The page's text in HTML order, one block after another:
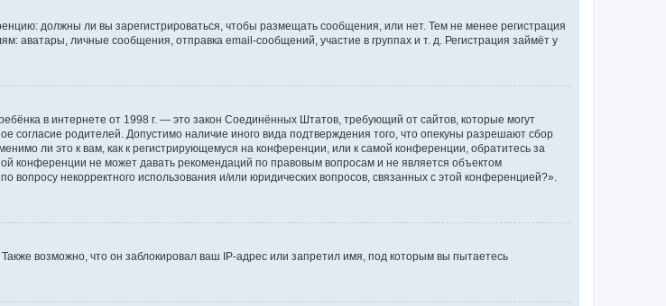
должны ли вы зарегистрироваться, чтобы размещать сообщения, или нет. Тем не менее регистрация
аватары, личные сообщения, отправка email-сообщений, участие в группах и т. д. Регистрация займёт у
в интернете от 1998 г. — это закон Соединённых Штатов, требующий от сайтов, которые могут
родителей. Допустимо наличие иного вида подтверждения того, что опекуны разрешают сбор
ли это к вам, как к регистрирующемуся на конференции, или к самой конференции, обратитесь за
конференции не может давать рекомендаций по правовым вопросам и не является объектом
вопросу некорректного использования и/или юридических вопросов, связанных с этой конференцией?».
возможно, что он заблокировал ваш IP-адрес или запретил имя, под которым вы пытаетесь